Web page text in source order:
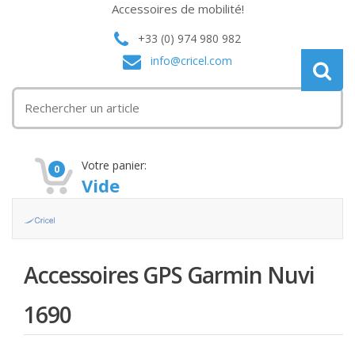
Accessoires de mobilité!
+33 (0) 974 980 982
info@cricel.com
0 Votre panier:
Vide
Accessoires GPS Garmin Nuvi
1690